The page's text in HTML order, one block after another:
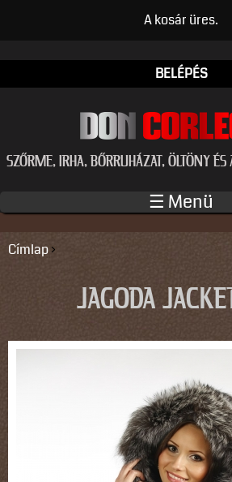
Ugrás a tartalomra
A kosár üres.
BELÉPÉS
SZŐRME, IRHA, BŐRRUHÁZAT, ÖLTÖNY
☰ Menü
JELENLEGI HELY
Címlap›
JAGODA